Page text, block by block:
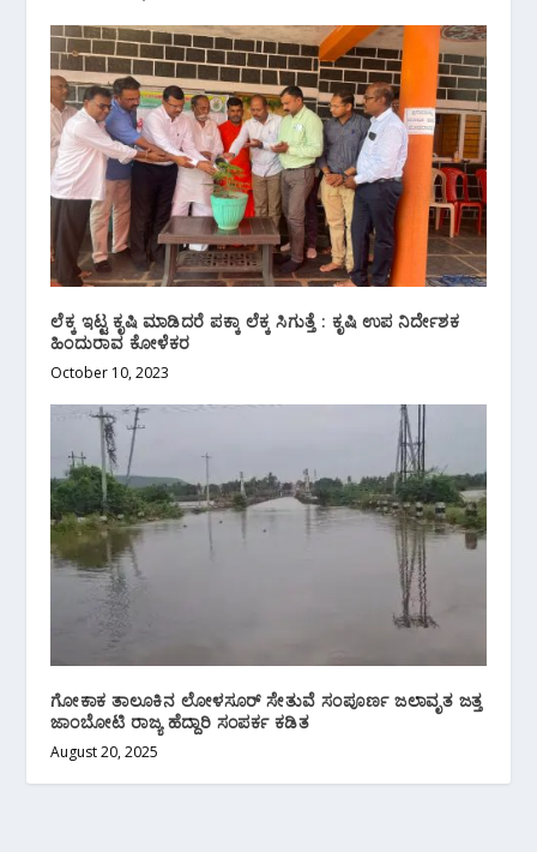
ಲೆಕ್ಕ ಇಟ್ಟ ಕೃಷಿ ಮಾಡಿದರೆ ಪಕ್ಕಾ ಲೆಕ್ಕ ಸಿಗುತ್ತೆ : ಕೃಷಿ ಉಪ ನಿರ್ದೇಶಕ
ಹಿಂದುರಾವ ಕೋಳೆಕರ
October 10, 2023
ಗೋಕಾಕ ತಾಲೂಕಿನ ಲೋಳಸೂರ್ ಸೇತುವೆ ಸಂಪೂರ್ಣ ಜಲಾವೃತ ಜತ್ತ
ಜಾಂಬೋಟಿ ರಾಜ್ಯ ಹೆದ್ದಾರಿ ಸಂಪರ್ಕ ಕಡಿತ
August 20, 2025